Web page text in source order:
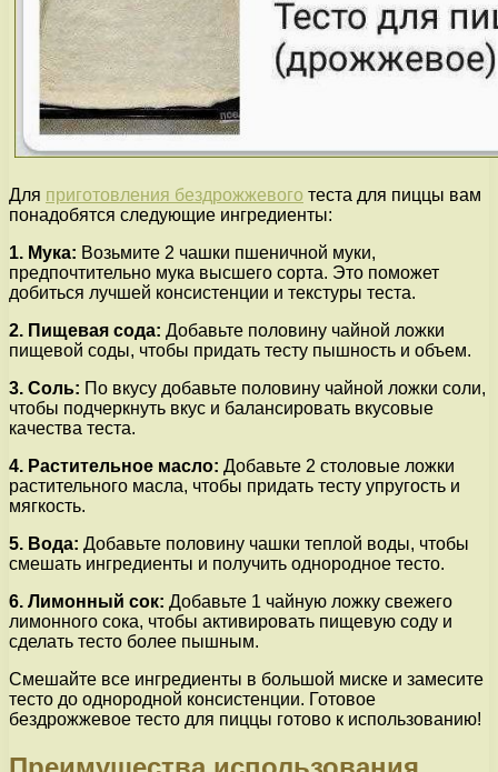
Для приготовления бездрожжевого теста для пиццы вам
понадобятся следующие ингредиенты:
1. Мука: Возьмите 2 чашки пшеничной муки,
предпочтительно мука высшего сорта. Это поможет
добиться лучшей консистенции и текстуры теста.
2. Пищевая сода: Добавьте половину чайной ложки
пищевой соды, чтобы придать тесту пышность и объем.
3. Соль: По вкусу добавьте половину чайной ложки соли,
чтобы подчеркнуть вкус и балансировать вкусовые
качества теста.
4. Растительное масло: Добавьте 2 столовые ложки
растительного масла, чтобы придать тесту упругость и
мягкость.
5. Вода: Добавьте половину чашки теплой воды, чтобы
смешать ингредиенты и получить однородное тесто.
6. Лимонный сок: Добавьте 1 чайную ложку свежего
лимонного сока, чтобы активировать пищевую соду и
сделать тесто более пышным.
Смешайте все ингредиенты в большой миске и замесите
тесто до однородной консистенции. Готовое
бездрожжевое тесто для пиццы готово к использованию!